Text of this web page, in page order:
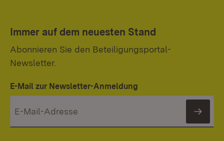
Immer auf dem neuesten Stand
Abonnieren Sie den Beteiligungsportal-
Newsletter.
E-Mail zur Newsletter-Anmeldung